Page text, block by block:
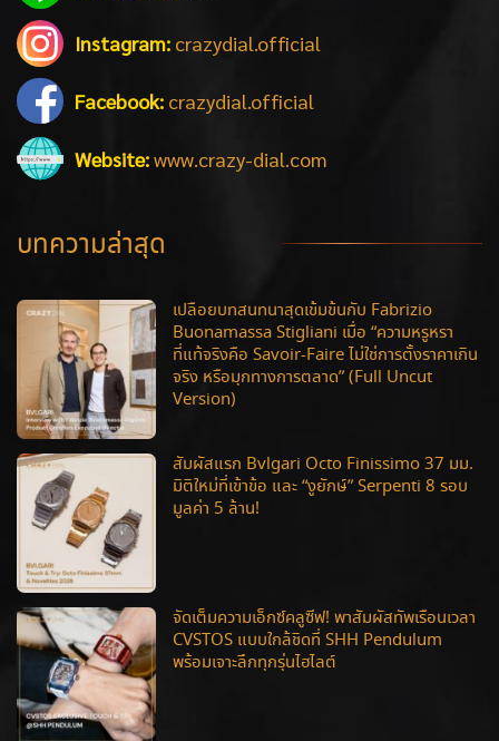
Instagram: crazydial.official
Facebook: crazydial.official
Website:www.crazy-dial.com
บทความล่าสุด
เปลือยบทสนทนาสุดเข้มข้นกับ Fabrizio
Buonamassa Stigliani เมื่อ “ความหรูหรา
ที่แท้จริงคือ Savoir-Faire ไม่ใช่การตั้งราคาเกิน
จริง หรือมุกทางการตลาด” (Full Uncut
Version)
สัมผัสแรก Bvlgari Octo Finissimo 37 มม.
มิติใหม่ที่เข้าข้อ และ “งูยักษ์” Serpenti 8 รอบ
มูลค่า 5 ล้าน!
จัดเต็มความเอ็กซ์คลูซีฟ! พาสัมผัสทัพเรือนเวลา
CVSTOS แบบใกล้ชิดที่ SHH Pendulum
พร้อมเจาะลึกทุกรุ่นไฮไลต์